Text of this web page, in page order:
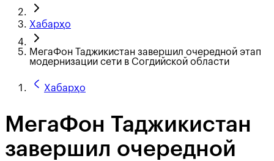
Хабарҳо
МегаФон Таджикистан завершил очередной этап
модернизации сети в Согдийской области
Хабарҳо
МегаФон Таджикистан
завершил очередной